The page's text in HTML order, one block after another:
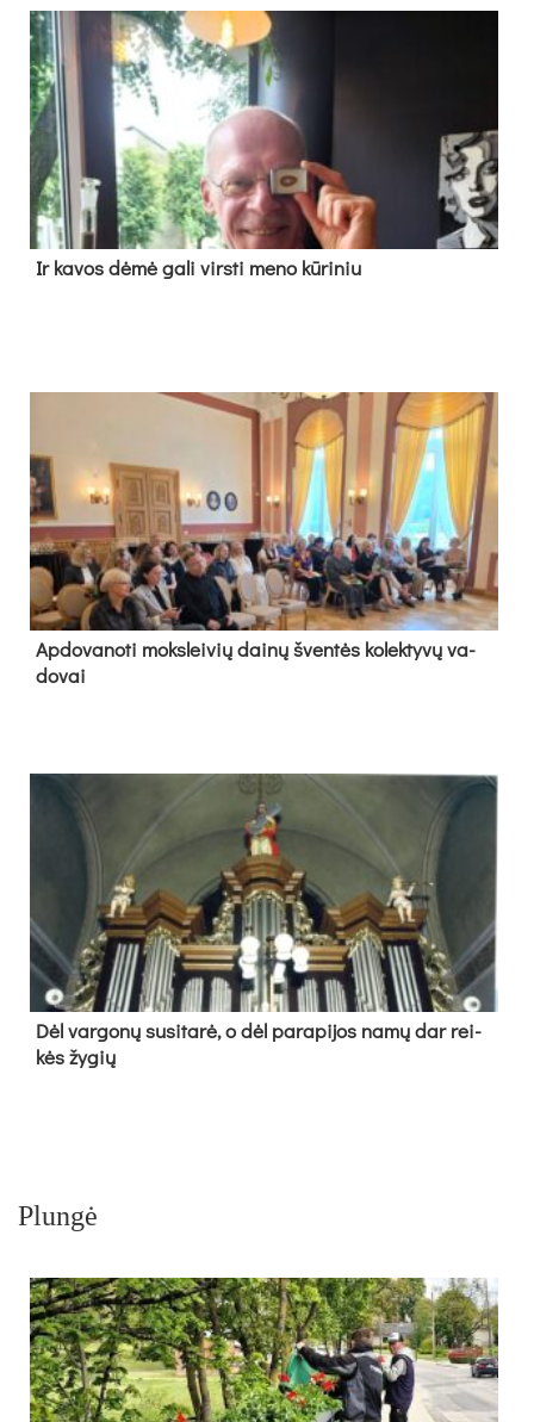
Ir ka­vos dė­mė ga­li virs­ti me­no kū­ri­niu
Ap­do­va­no­ti moks­lei­vių dai­nų šven­tės ko­lek­ty­vų va­
do­vai
Dėl var­go­nų su­si­ta­rė, o dėl pa­ra­pi­jos na­mų dar rei­
kės žy­gių
Plungė